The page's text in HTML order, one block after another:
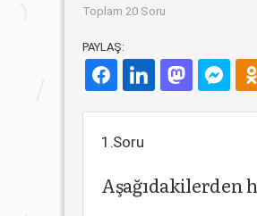
Toplam 20 Soru
PAYLAŞ:
1.Soru
Aşağıdakilerden